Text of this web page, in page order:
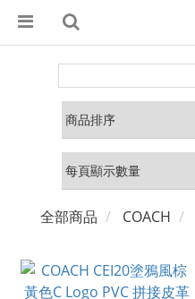
全部商品 COACH